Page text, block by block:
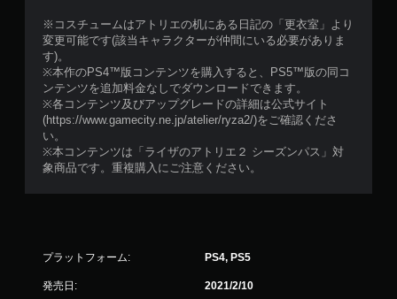
※コスチュームはアトリエの机にある日記の「更衣室」より
変更可能です(該当キャラクターが仲間にいる必要がありま
す)。
※本作のPS4™版コンテンツを購入すると、PS5™版の同コ
ンテンツを追加料金なしでダウンロードできます。
※各コンテンツ及びアップグレードの詳細は公式サイト
(https://www.gamecity.ne.jp/atelier/ryza2/)をご確認くださ
い。
※本コンテンツは「ライザのアトリエ２ シーズンパス」対
象商品です。重複購入にご注意ください。
プラットフォーム: PS4, PS5
発売日: 2021/2/10